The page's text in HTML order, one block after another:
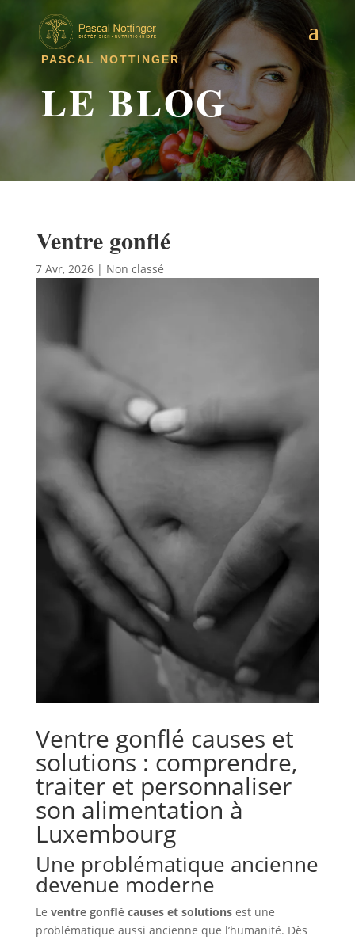
PASCAL NOTTINGER
LE BLOG
Ventre gonflé
7 Avr, 2026| Non classé
Ventre gonflé causes et
solutions : comprendre,
traiter et personnaliser
son alimentation à
Luxembourg
Une problématique ancienne
devenue moderne
Le ventre gonflé causes et solutionsest une
problématique aussi ancienne que l’humanité. Dès